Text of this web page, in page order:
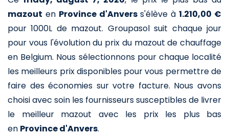
mazout en Province d'Anverss'élève à1.210,00 €
pour 1000L de mazout. Groupasol suit chaque jour
pour vous l'évolution du prix du mazout de chauffage
en Belgium. Nous sélectionnons pour chaque localité
les meilleurs prix disponibles pour vous permettre de
faire des économies sur votre facture. Nous avons
choisi avec soin les fournisseurs susceptibles de livrer
le meilleur mazout avec les prix les plus bas
en Province d'Anvers.